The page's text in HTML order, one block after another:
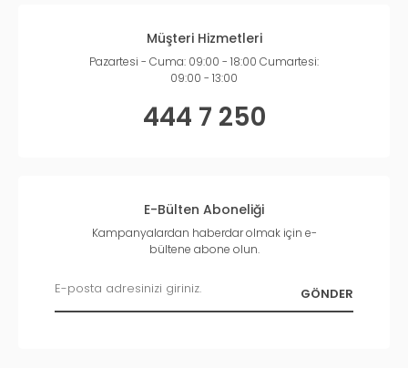
Müşteri Hizmetleri
Pazartesi - Cuma: 09:00 - 18:00 Cumartesi:
09:00 - 13:00
444 7 250
E-Bülten Aboneliği
Kampanyalardan haberdar olmak için e-
bültene abone olun.